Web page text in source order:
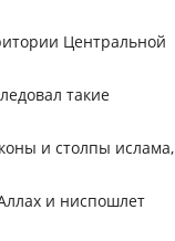
Центральной
такие
и столпы ислама,
и ниспошлет